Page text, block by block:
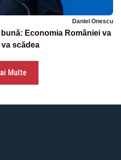
Daniel Onescu
Economia României va
scădea
Multe